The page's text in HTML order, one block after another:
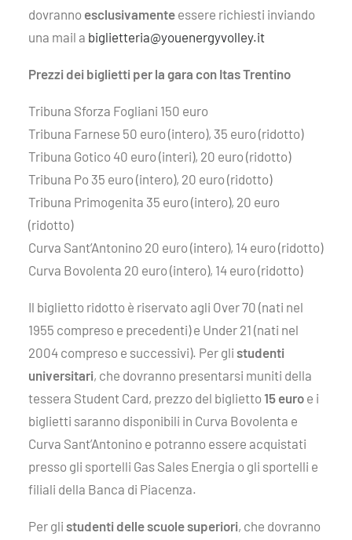
dovranno esclusivamente essere richiesti inviando
una mail a biglietteria@youenergyvolley.it
Prezzi dei biglietti per la gara con Itas Trentino
Tribuna Sforza Fogliani 150 euro
Tribuna Farnese 50 euro (intero), 35 euro (ridotto)
Tribuna Gotico 40 euro (interi), 20 euro (ridotto)
Tribuna Po 35 euro (intero), 20 euro (ridotto)
Tribuna Primogenita 35 euro (intero), 20 euro
(ridotto)
Curva Sant’Antonino 20 euro (intero), 14 euro (ridotto)
Curva Bovolenta 20 euro (intero), 14 euro (ridotto)
Il biglietto ridotto è riservato agli Over 70 (nati nel
1955 compreso e precedenti) e Under 21 (nati nel
2004 compreso e successivi). Per gli studenti
universitari, che dovranno presentarsi muniti della
tessera Student Card, prezzo del biglietto 15 euro e i
biglietti saranno disponibili in Curva Bovolenta e
Curva Sant’Antonino e potranno essere acquistati
presso gli sportelli Gas Sales Energia o gli sportelli e
filiali della Banca di Piacenza.
Per gli studenti delle scuole superiori, che dovranno